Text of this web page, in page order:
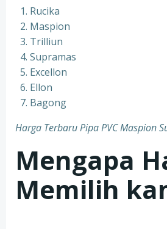
Rucika
Maspion
Trilliun
Supramas
Excellon
Ellon
Bagong
Harga Terbaru Pipa PVC Maspion
Mengapa
Memilih